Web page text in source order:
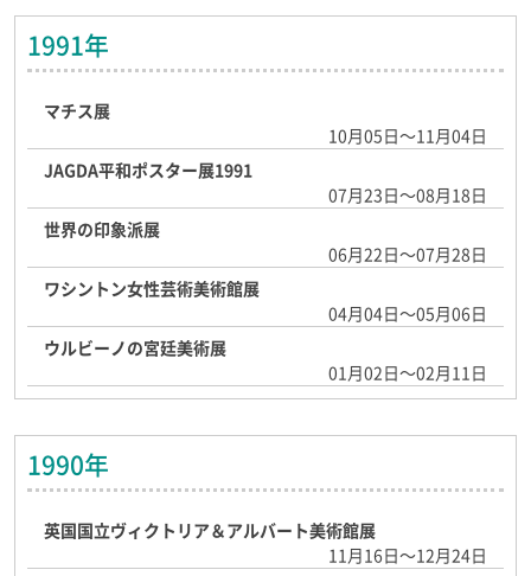
1991年
マチス展
10月05日～11月04日
JAGDA平和ポスター展1991
07月23日～08月18日
世界の印象派展
06月22日～07月28日
ワシントン女性芸術美術館展
04月04日～05月06日
ウルビーノの宮廷美術展
01月02日～02月11日
1990年
英国国立ヴィクトリア＆アルバート美術館展
11月16日～12月24日